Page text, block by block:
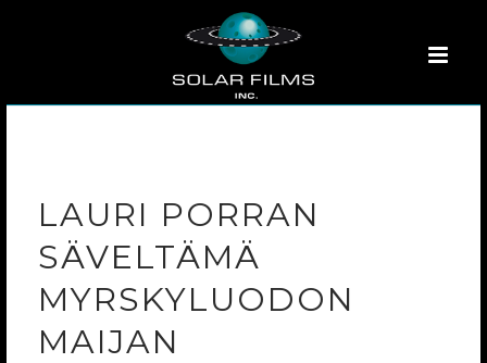
LAURI PORRAN
SÄVELTÄMÄ
MYRSKYLUODON
MAIJAN